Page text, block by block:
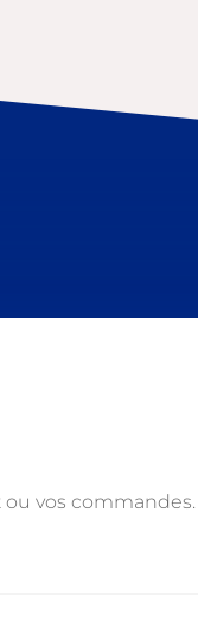
vos commandes.